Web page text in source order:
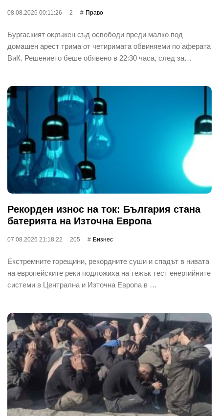
08.08.2026 00:11:26 2 Право
Бургаският окръжен съд освободи преди малко под
домашен арест трима от четиримата обвиняеми по аферата
ВиК. Решението беше обявено в 22:30 часа, след за…
Рекорден износ на ток: България стана
батерията на Източна Европа
07.08.2026 21:18:22 205 Бизнес
Екстремните горещини, рекордните суши и спадът в нивата
на европейските реки подложиха на тежък тест енергийните
системи в Централна и Източна Европа в …